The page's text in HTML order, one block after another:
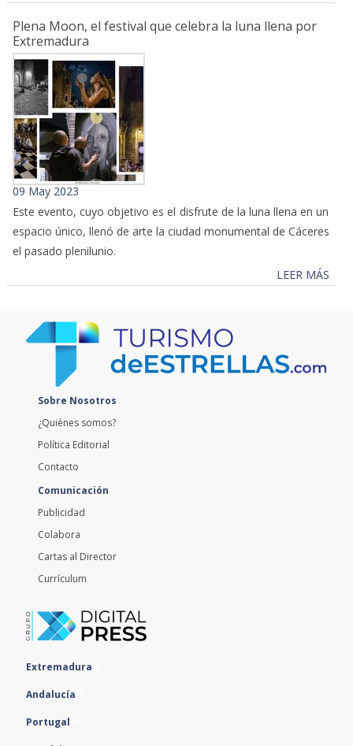
Plena Moon, el festival que celebra la luna llena por
Extremadura
09 May 2023
Este evento, cuyo objetivo es el disfrute de la luna llena en un
espacio único, llenó de arte la ciudad monumental de Cáceres
el pasado plenilunio.
LEER MÁS
Sobre Nosotros
¿Quiénes somos?
Política Editorial
Contacto
Comunicación
Publicidad
Colabora
Cartas al Director
Currículum
Extremadura
Andalucía
Portugal